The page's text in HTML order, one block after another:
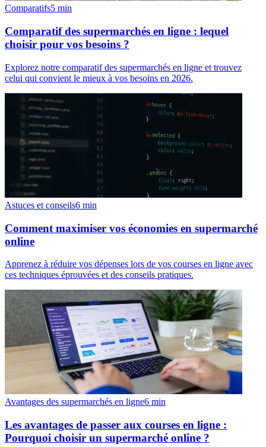
Comparatifs5 min
Comparatif des supermarchés en ligne : lequel
choisir pour vos besoins ?
Explorez notre comparatif des supermarchés en ligne et trouvez
celui qui convient le mieux à vos besoins en 2026.
Astuces et conseils6 min
Comment maximiser vos économies en supermarché
online
Apprenez à réduire vos dépenses lors de vos courses en ligne avec
ces techniques éprouvées et des conseils pratiques.
Avantages des supermarchés en ligne6 min
Les avantages de passer aux courses en ligne :
Pourquoi choisir un supermarché online ?